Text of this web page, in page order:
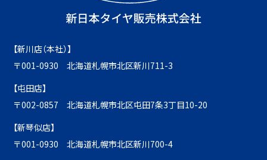
【新川店（本社）】
〒001-0930 北海道札幌市北区新川711-3
【屯田店】
〒002-0857 北海道札幌市北区屯田7条3丁目10-20
【新琴似店】
〒001-0930 北海道札幌市北区新川700-4